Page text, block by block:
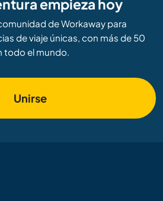
empieza hoy
de Workaway para
de viaje únicas, con más de 50
el mundo.
Unirse